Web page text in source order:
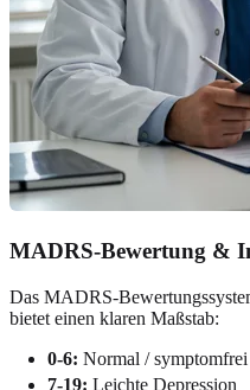
MADRS-Bewertung &
Das MADRS-
bietet einen klaren Maßstab:
0-6: Normal / symptomfrei
7-19: Leichte Depression